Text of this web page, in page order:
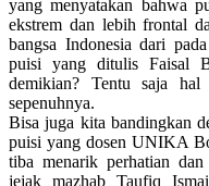
yang menyatakan bahwa
ekstrem dan lebih frontal
bangsa Indonesia dari
puisi yang ditulis Faisal
demikian? Tentu saja
sepenuhnya.
Bisa juga kita bandingkan
puisi yang dosen UNIKA
tiba menarik perhatian
jejak mazhab Taufiq